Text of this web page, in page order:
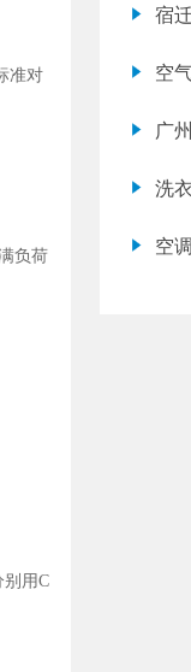
准对
负荷
用C
宿
空
广
洗
空